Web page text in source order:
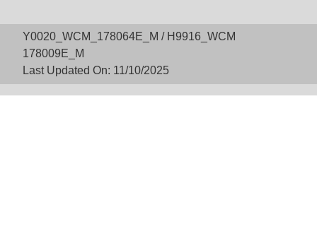
Y0020_WCM_178064E_M / H9916_WCM
178009E_M
Last Updated On: 11/10/2025